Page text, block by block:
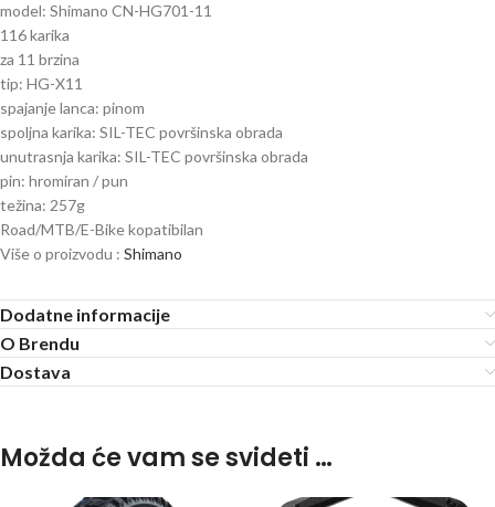
model: Shimano CN-HG701-11
116 karika
za 11 brzina
tip: HG-X11
spajanje lanca: pinom
spoljna karika: SIL-TEC površinska obrada
unutrasnja karika: SIL-TEC površinska obrada
pin: hromiran / pun
težina: 257g
Road/MTB/E-Bike kopatibilan
Više o proizvodu : Shimano
Dodatne informacije
O Brendu
Dostava
Možda će vam se svideti …